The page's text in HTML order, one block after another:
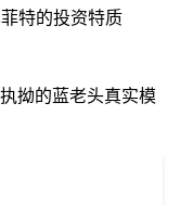
特的投资特质
拗的蓝老头真实模